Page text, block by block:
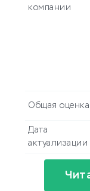
компании
Общая оценка
Дата
актуализации